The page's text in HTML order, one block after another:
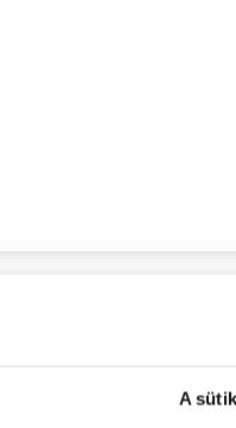
A